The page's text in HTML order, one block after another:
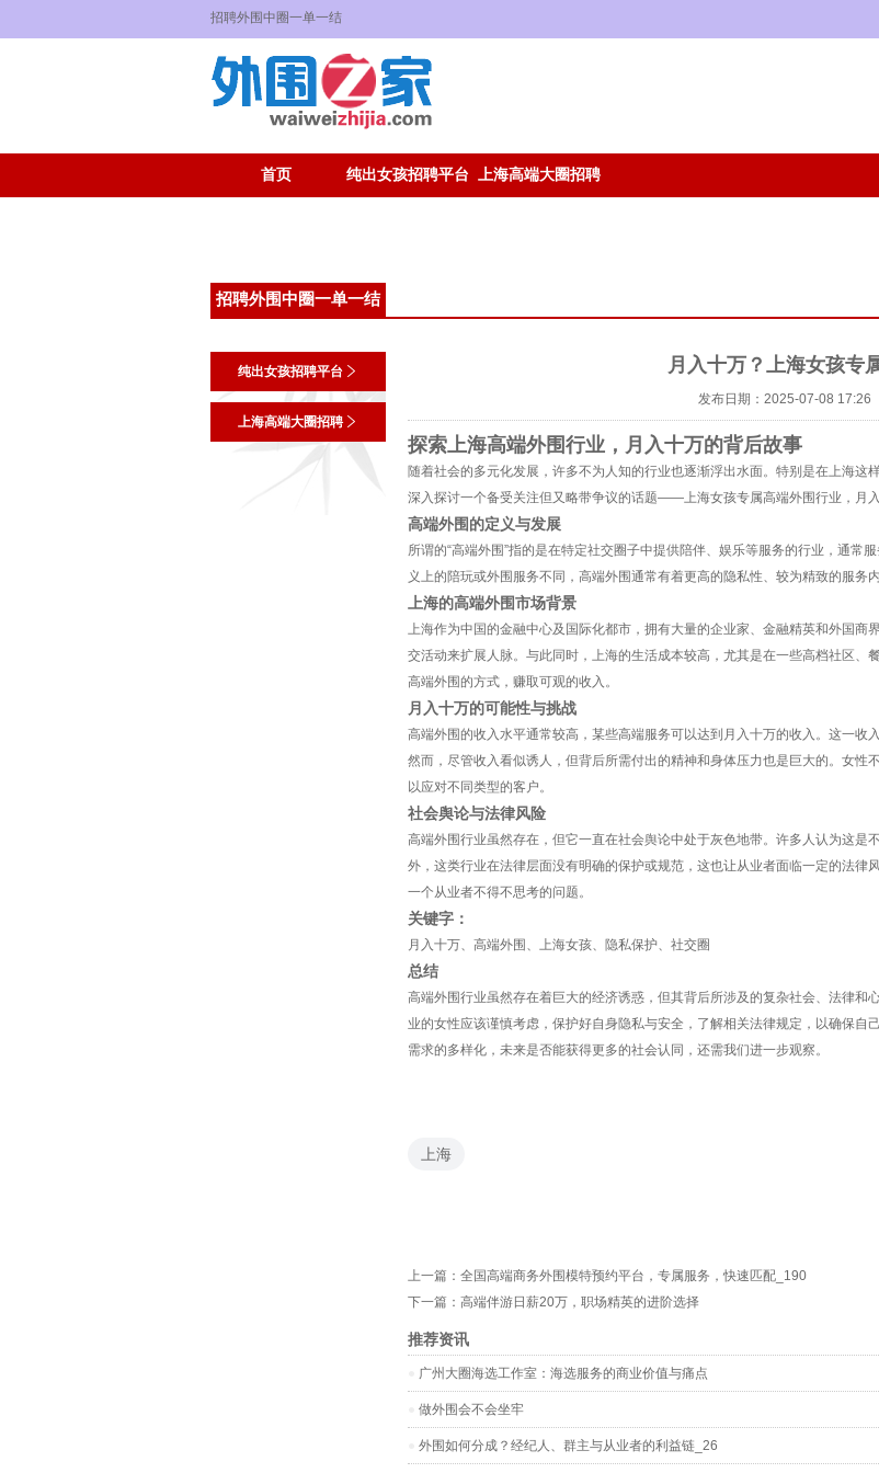
招聘外围中圈一单一结
首页 纯出女孩招聘平台 上海高端大圈招聘
招聘外围中圈一单一结
纯出女孩招聘平台
上海高端大圈招聘
月入十万？上海女孩专
发布日期：2025-07-08
探索上海高端外围行业，月入十万的背后故事
随着社会的多元化发展，许多不为人知的行业也逐渐浮出水面。特别是在上海
深入探讨一个备受关注但又略带争议的话题——上海女孩专属高端外围行业，月
高端外围的定义与发展
所谓的“高端外围”指的是在特定社交圈子中提供陪伴、娱乐等服务的行业，通常
义上的陪玩或外围服务不同，高端外围通常有着更高的隐私性、较为精致的服务
上海的高端外围市场背景
上海作为中国的金融中心及国际化都市，拥有大量的企业家、金融精英和外国
交活动来扩展人脉。与此同时，上海的生活成本较高，尤其是在一些高档社区
高端外围的方式，赚取可观的收入。
月入十万的可能性与挑战
高端外围的收入水平通常较高，某些高端服务可以达到月入十万的收入。这一收
然而，尽管收入看似诱人，但背后所需付出的精神和身体压力也是巨大的。女
以应对不同类型的客户。
社会舆论与法律风险
高端外围行业虽然存在，但它一直在社会舆论中处于灰色地带。许多人认为这
外，这类行业在法律层面没有明确的保护或规范，这也让从业者面临一定的法
一个从业者不得不思考的问题。
关键字：
月入十万、高端外围、上海女孩、隐私保护、社交圈
总结
高端外围行业虽然存在着巨大的经济诱惑，但其背后所涉及的复杂社会、法律
业的女性应该谨慎考虑，保护好自身隐私与安全，了解相关法律规定，以确保
需求的多样化，未来是否能获得更多的社会认同，还需我们进一步观察。
上海
上一篇： 全国高端商务外围模特预约平台，专属服务，快速匹配_190
下一篇： 高端伴游日薪20万，职场精英的进阶选择
推荐资讯
‌广州大圈海选工作室‌：海选服务的商业价值与痛点
做外围会不会坐牢
外围如何分成？经纪人、群主与从业者的利益链_26